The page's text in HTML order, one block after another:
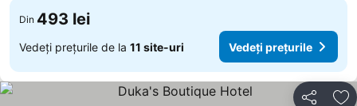
Din 493 lei
Vedeți prețurile de la 11 site-uri Vedeți prețurile